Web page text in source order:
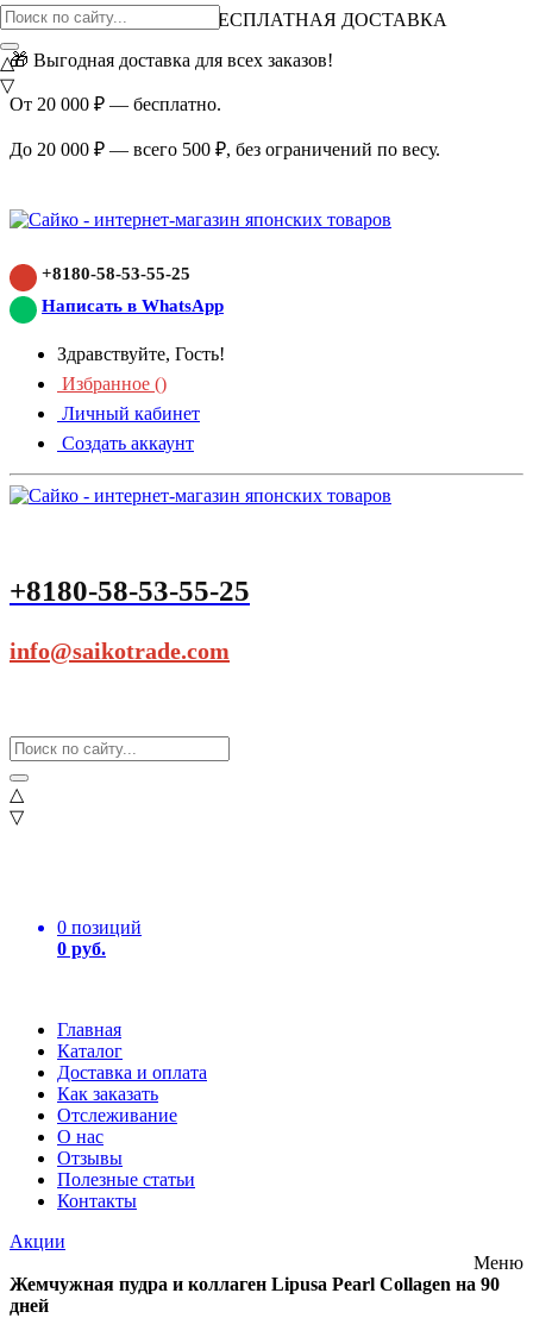
ВНИМАНИЕ АКЦИЯ!
БЕСПЛАТНАЯ ДОСТАВКА
🎁 Выгодная доставка для всех заказов!
От 20 000 ₽ — бесплатно.
До 20 000 ₽ — всего 500 ₽, без ограничений по весу.
+8180-58-53-55-25
Написать в WhatsApp
Здравствуйте, Гость!
Избранное ()
Личный кабинет
Создать аккаунт
+8180-58-53-55-25
info@saikotrade.com
△
▽
0 позиций
0 руб.
Главная
Каталог
Доставка и оплата
Как заказать
Отслеживание
О нас
Отзывы
Полезные статьи
Контакты
Акции
△
▽
Меню
Жемчужная пудра и коллаген Lipusa Pearl Collagen на 90
дней